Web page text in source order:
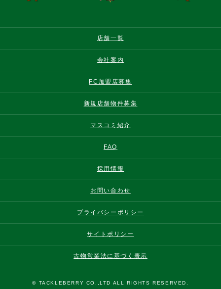
店舗一覧
会社案内
FC加盟店募集
新規店舗物件募集
マスコミ紹介
FAQ
採用情報
お問い合わせ
プライバシーポリシー
サイトポリシー
古物営業法に基づく表示
© TACKLEBERRY CO.,LTD ALL RIGHTS RESERVED.